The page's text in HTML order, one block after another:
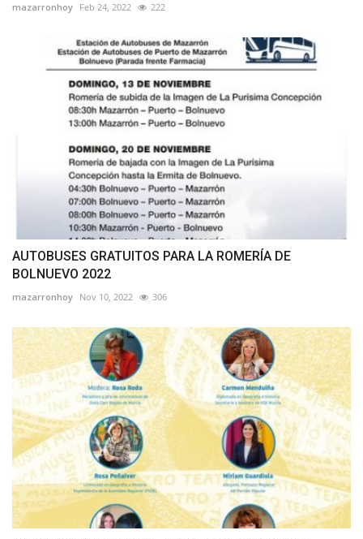
mazarronhoy Feb 24, 2022 222
AUTOBUSES GRATUITOS PARA LA ROMERÍA DE
BOLNUEVO 2022
mazarronhoy Nov 10, 2022 306